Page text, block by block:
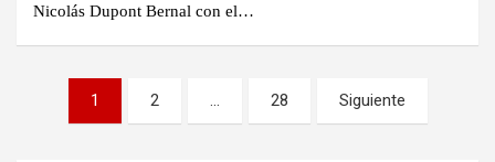
Nicolás Dupont Bernal con el…
Paginación
1 2 … 28 Siguiente